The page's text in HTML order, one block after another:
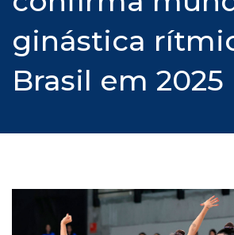
ginástica
Brasil em 2025